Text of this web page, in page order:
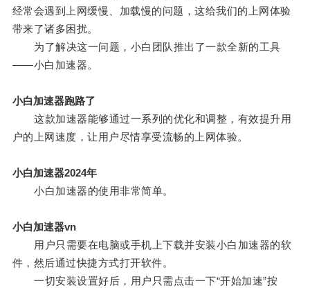
经常会遇到上网缓慢、加载慢的问题，这给我们的上网体验
带来了诸多困扰。
为了解决这一问题，小白团队推出了一款全新的工具
——小白加速器。
小白加速器跑路了
这款加速器能够通过一系列的优化和调整，有效提升用
户的上网速度，让用户尽情享受流畅的上网体验。
小白加速器2024年
小白加速器的使用非常简单。
小白加速器vn
用户只需要在电脑或手机上下载并安装小白加速器的软
件，然后通过快捷方式打开软件。
一切安装设置好后，用户只需点击一下“开始加速”按